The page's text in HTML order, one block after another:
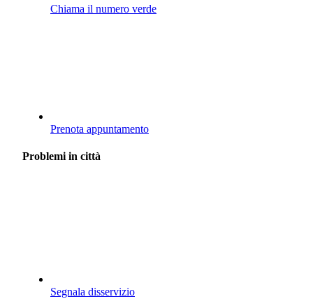
Chiama il numero verde
Prenota appuntamento
Problemi in città
Segnala disservizio